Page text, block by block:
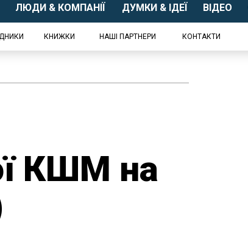
ЛЮДИ & КОМПАНІЇ ДУМКИ & ІДЕЇ ВІДЕО
КНИЖКИ НАШІ ПАРТНЕРИ КОНТАКТИ
КШМ на